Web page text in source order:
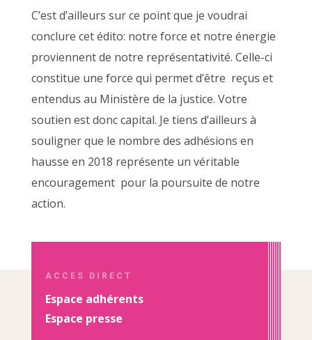
C’est d’ailleurs sur ce point que je voudrai
conclure cet édito: notre force et notre énergie
proviennent de notre représentativité. Celle-ci
constitue une force qui permet d’être reçus et
entendus au Ministère de la justice. Votre
soutien est donc capital. Je tiens d’ailleurs à
souligner que le nombre des adhésions en
hausse en 2018 représente un véritable
encouragement pour la poursuite de notre
action.
ACCES DIRECT
Espace adhérents
Espace presse